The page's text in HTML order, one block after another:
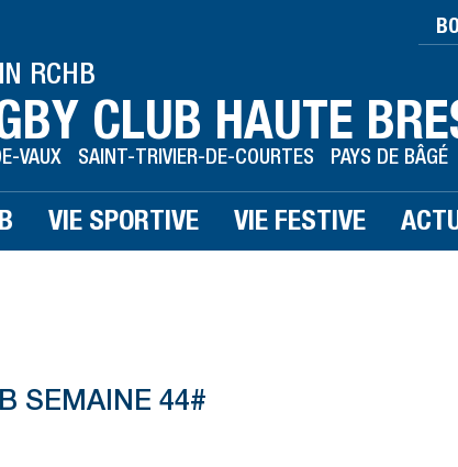
RCHB
CLUB HAUTE
VAUX SAINT-TRIVIER-DE-COURTES PAYS DE BÂGÉ
VIE SPORTIVE VIE FESTIVE
SEMAINE 44#